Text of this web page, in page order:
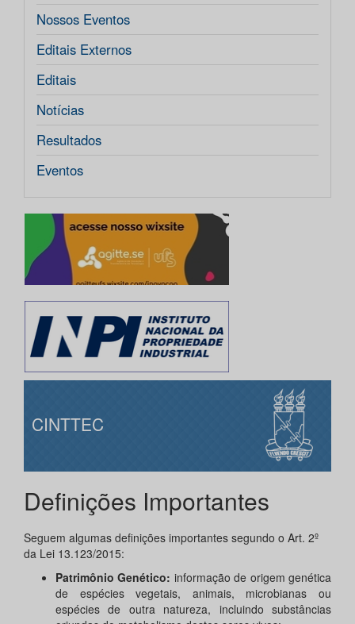
Nossos Eventos
Editais Externos
Editais
Notícias
Resultados
Eventos
CINTTEC
Definições Importantes
Seguem algumas definições importantes segundo o Art. 2º
da Lei 13.123/2015:
Patrimônio Genético: informação de origem genética
de espécies vegetais, animais, microbianas ou
espécies de outra natureza, incluindo substâncias